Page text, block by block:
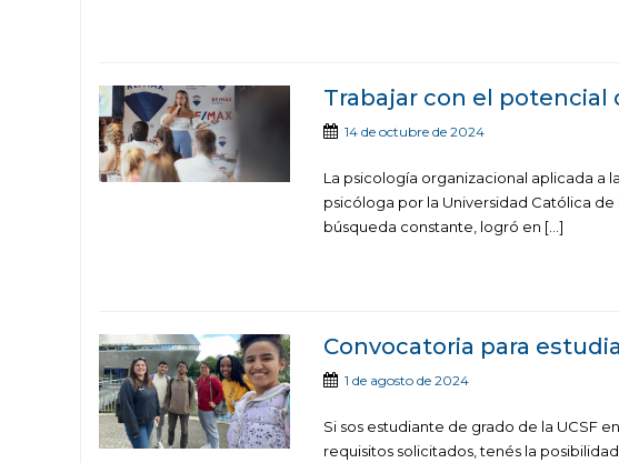
Trabajar con el potencial
14 de octubre de 2024
La psicología organizacional aplicada a
psicóloga por la Universidad Católica
búsqueda constante, logró en […]
Convocatoria para
1 de agosto de 2024
Si sos estudiante de grado de la UCSF
requisitos solicitados, tenés la